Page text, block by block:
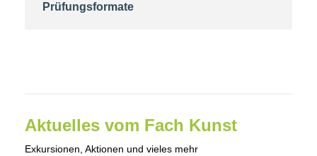
Prüfungsformate
Aktuelles vom Fach Kunst
Exkursionen, Aktionen und vieles mehr